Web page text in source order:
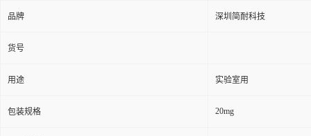
品牌 深圳简耐科技
货号
用途 实验室用
包装规格 20mg